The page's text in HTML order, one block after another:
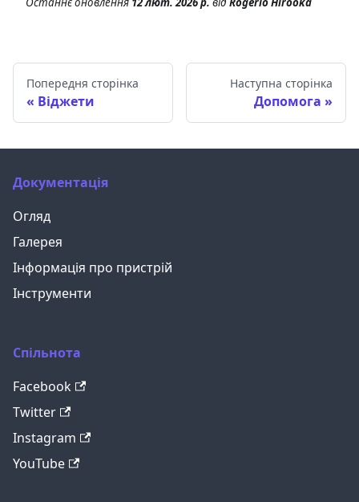
Попередня сторінка
Віджети
Наступна сторінка
Допомога
Документація
Огляд
Галерея
Інформація про пристрій
Інструменти
Спільнота
Facebook
Twitter
Instagram
YouTube